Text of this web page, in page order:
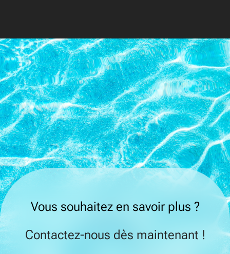
Vous souhaitez en savoir plus ?
Contactez-nous dès maintenant !